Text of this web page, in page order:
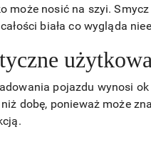
może nosić na szyi.
biała co wygląda
pojazdu wynosi
niż dobę, ponieważ może